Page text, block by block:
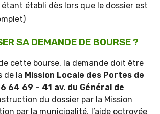
établi dès lors que le dossier est
SA DEMANDE DE BOURSE ?
cette bourse, la demande doit être
de la Mission Locale des Portes de
64 69 – 41 av. du Général de
du dossier par la Mission
par la municipalité, l’aide octroyée